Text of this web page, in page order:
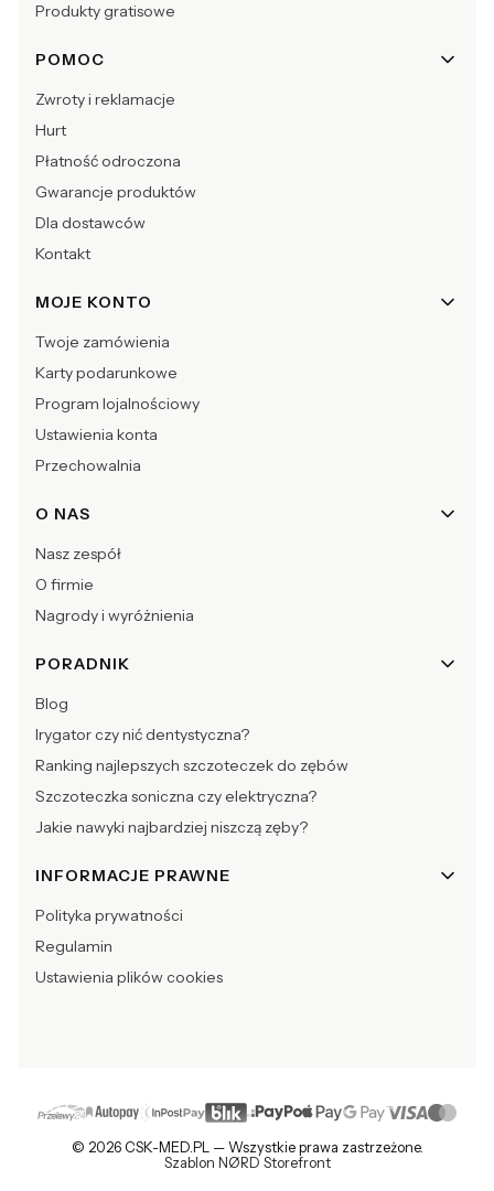
Produkty gratisowe
POMOC
Zwroty i reklamacje
Hurt
Płatność odroczona
Gwarancje produktów
Dla dostawców
Kontakt
MOJE KONTO
Twoje zamówienia
Karty podarunkowe
Program lojalnościowy
Ustawienia konta
Przechowalnia
O NAS
Nasz zespół
O firmie
Nagrody i wyróżnienia
PORADNIK
Blog
Irygator czy nić dentystyczna?
Ranking najlepszych szczoteczek do zębów
Szczoteczka soniczna czy elektryczna?
Jakie nawyki najbardziej niszczą zęby?
INFORMACJE PRAWNE
Polityka prywatności
Regulamin
Ustawienia plików cookies
© 2026 CSK-MED.PL — Wszystkie prawa zastrzeżone.
Szablon NØRD Storefront